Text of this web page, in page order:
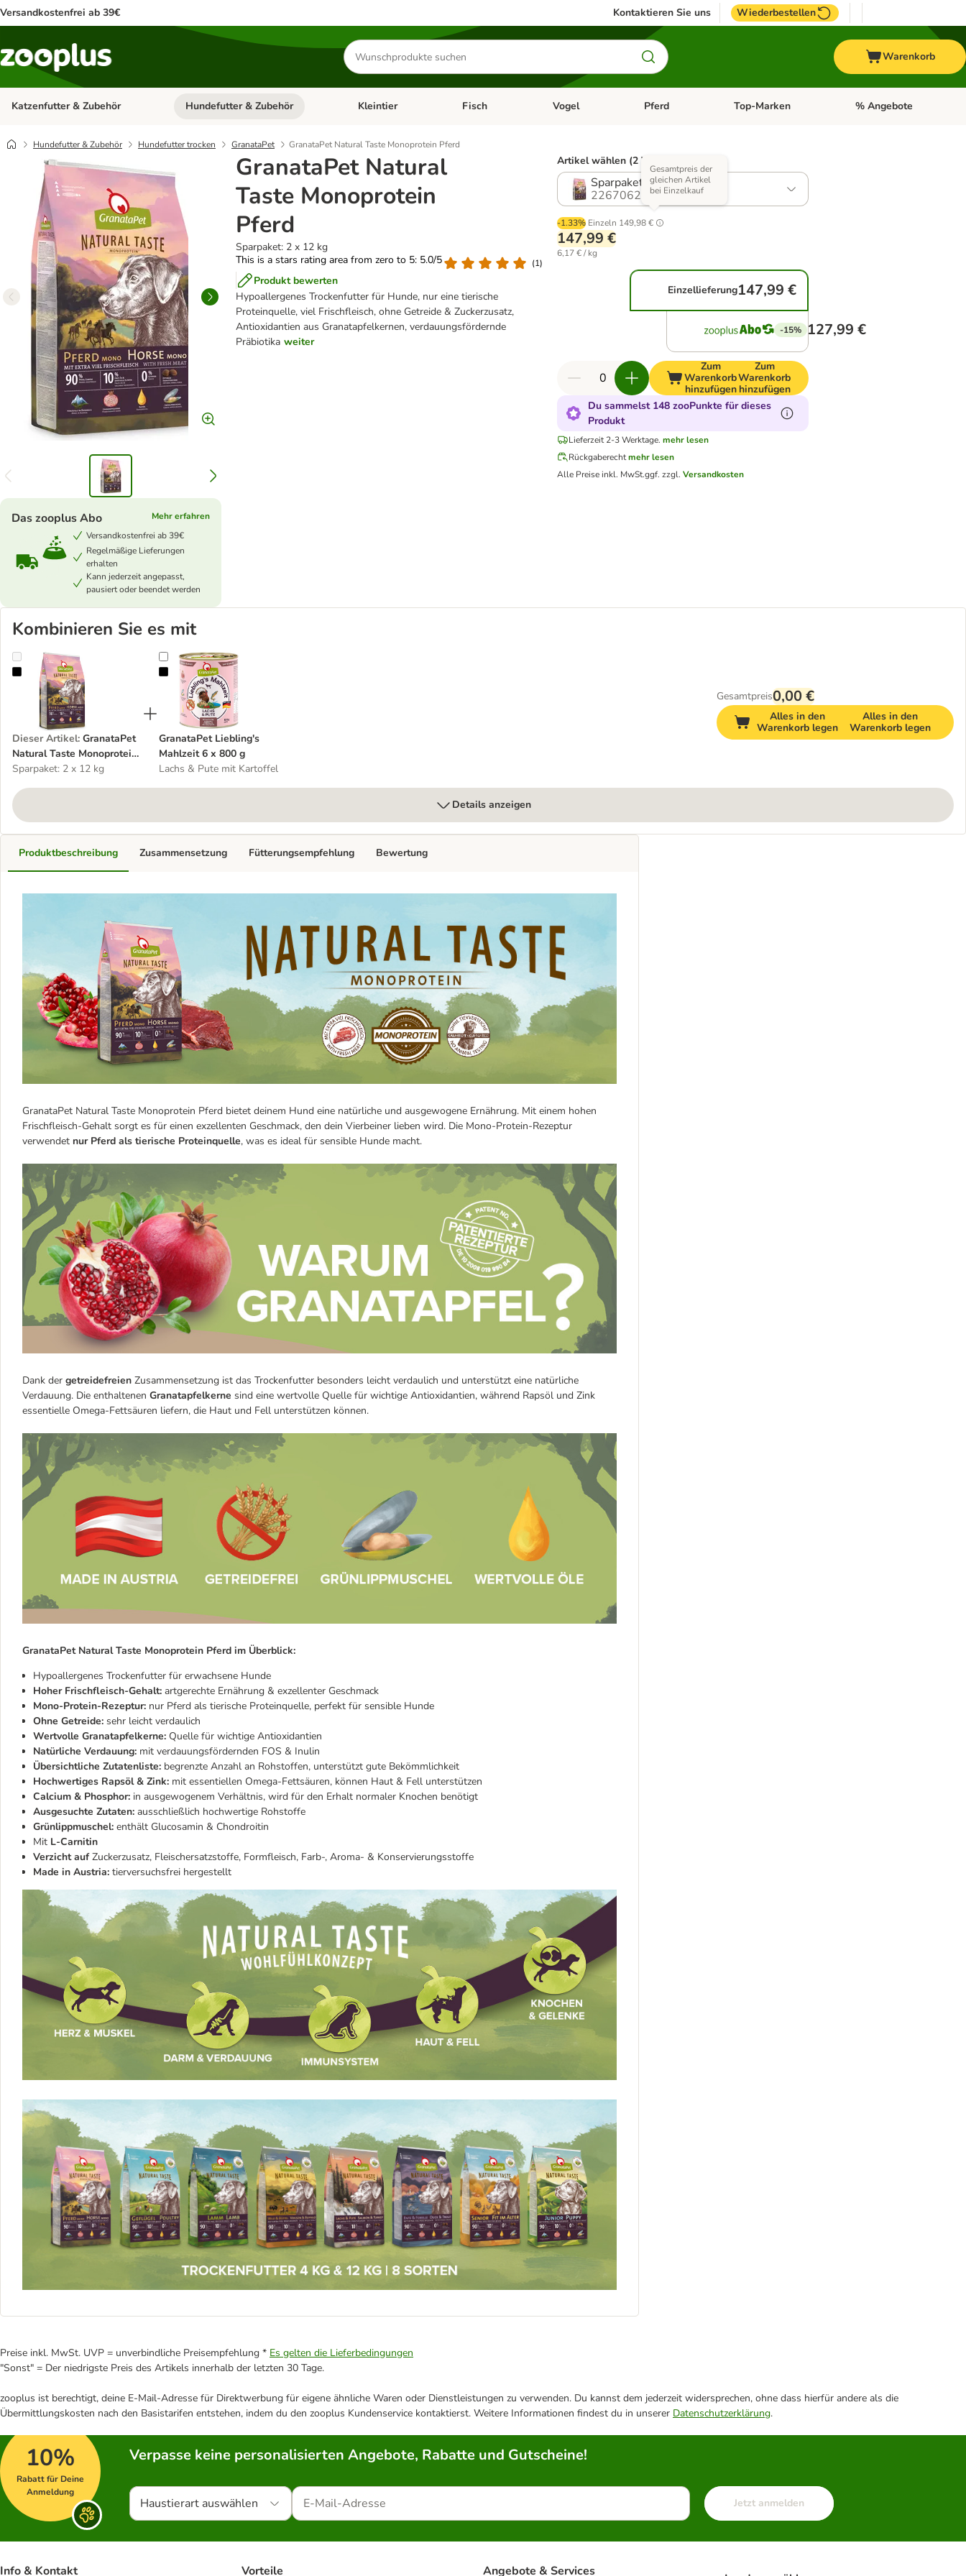
Versandkostenfrei ab 39€ Kontaktieren Sie uns Wiederbestellen
Produkte
suchen
Warenkorb
Katzenfutter & Zubehör Kategorie-Menü öffnen: Katzenfutter & Zubehör
Hundefutter & Zubehör Kategorie-Menü öffnen: Hundefutter & Zubehör
Kleintier Kategorie-Menü öffnen: Kleintier
Fisch Kategorie-Menü öffnen: Fisch
Vogel Kategorie-Menü öffnen: Vogel
Pferd Kategorie-Menü öffnen: Pferd
Top-Marken Kategorie-Menü öffnen:
% Angebote
Hundefutter & Zubehör Hundefutter trocken GranataPet GranataPet Natural Taste Monoprotein Pferd
GranataPet Natural
Taste Monoprotein
Pferd
Sparpaket: 2 x 12 kg
This is a stars rating area from zero to 5: 5.0/5
(1)
Produkt bewerten
Hypoallergenes Trockenfutter für Hunde, nur eine tierische
Proteinquelle, viel Frischfleisch, ohne Getreide & Zuckerzusatz,
Antioxidantien aus Granatapfelkernen, verdauungsfördernde
Präbiotika weiter
Das zooplus Abo
Mehr erfahren
Versandkostenfrei ab 39€
Regelmäßige Lieferungen
erhalten
Kann jederzeit angepasst,
pausiert oder beendet werden
Artikel wählen (2 Varianten)
Sparpaket: 2 x 12 kg
2267062.1
-1.33% Einzeln 149,98 €
Gesamtpreis der
gleichen Artikel
bei Einzelkauf
147,99 €
6,17 € / kg
Einzellieferung147,99 €
-15% 127,99 €
Zum
Warenkorb
hinzufügen
Zum
Warenkorb
hinzufügen
Du sammelst 148 zooPunkte für dieses
Produkt
Lieferzeit 2-3 Werktage. mehr lesen
Rückgaberechtmehr lesen
Alle Preise inkl. MwSt.ggf. zzgl.Versandkosten
Kombinieren Sie es mit
GranataPet Natural Taste Monoprotein Pferd
Dieser Artikel: GranataPet
Natural Taste Monoprotein
Pferd
Sparpaket: 2 x 12 kg
GranataPet Liebling's Mahlzeit 6 x 800 g
GranataPet Liebling's
Mahlzeit 6 x 800 g
Lachs & Pute mit Kartoffel
Gesamtpreis0,00 €
Alles in den
Warenkorb legen
Alles in den
Warenkorb legen
Details anzeigen
Produktbeschreibung
GranataPet Natural Taste Monoprotein Pferd bietet deinem Hund eine natürliche und ausgewogene Ernährung. Mit einem hohen
Frischfleisch-Gehalt sorgt es für einen exzellenten Geschmack, den dein Vierbeiner lieben wird. Die Mono-Protein-Rezeptur
verwendet nur Pferd als tierische Proteinquelle, was es ideal für sensible Hunde macht.
Dank der getreidefreien Zusammensetzung ist das Trockenfutter besonders leicht verdaulich und unterstützt eine natürliche
Verdauung. Die enthaltenen Granatapfelkerne sind eine wertvolle Quelle für wichtige Antioxidantien, während Rapsöl und Zink
essentielle Omega-Fettsäuren liefern, die Haut und Fell unterstützen können.
GranataPet Natural Taste Monoprotein Pferd im Überblick:
Hypoallergenes Trockenfutter für erwachsene Hunde
Hoher Frischfleisch-Gehalt: artgerechte Ernährung & exzellenter Geschmack
Mono-Protein-Rezeptur: nur Pferd als tierische Proteinquelle, perfekt für sensible Hunde
Ohne Getreide: sehr leicht verdaulich
Wertvolle Granatapfelkerne: Quelle für wichtige Antioxidantien
Natürliche Verdauung: mit verdauungsfördernden FOS & Inulin
Übersichtliche Zutatenliste: begrenzte Anzahl an Rohstoffen, unterstützt gute Bekömmlichkeit
Hochwertiges Rapsöl & Zink: mit essentiellen Omega-Fettsäuren, können Haut & Fell unterstützen
Calcium & Phosphor: in ausgewogenem Verhältnis, wird für den Erhalt normaler Knochen benötigt
Ausgesuchte Zutaten: ausschließlich hochwertige Rohstoffe
Grünlippmuschel: enthält Glucosamin & Chondroitin
Mit L-Carnitin
Verzicht aufZuckerzusatz, Fleischersatzstoffe, Formfleisch, Farb-, Aroma- & Konservierungsstoffe
Made in Austria: tierversuchsfrei hergestellt
Zusammensetzung Fütterungsempfehlung Bewertung
Preise inkl. MwSt. UVP = unverbindliche Preisempfehlung * Es gelten die Lieferbedingungen
"Sonst" = Der niedrigste Preis des Artikels innerhalb der letzten 30 Tage.
zooplus ist berechtigt, deine E-Mail-Adresse für Direktwerbung für eigene ähnliche Waren oder Dienstleistungen zu verwenden. Du kannst dem jederzeit widersprechen, ohne dass hierfür andere als die
Übermittlungskosten nach den Basistarifen entstehen, indem du den zooplus Kundenservice kontaktierst. Weitere Informationen findest du in unserer Datenschutzerklärung.
10%
Rabatt für Deine
Anmeldung
Verpasse keine personalisierten Angebote, Rabatte und Gutscheine!
Haustierart auswählen Jetzt anmelden
Info & Kontakt Vorteile Angebote & Services